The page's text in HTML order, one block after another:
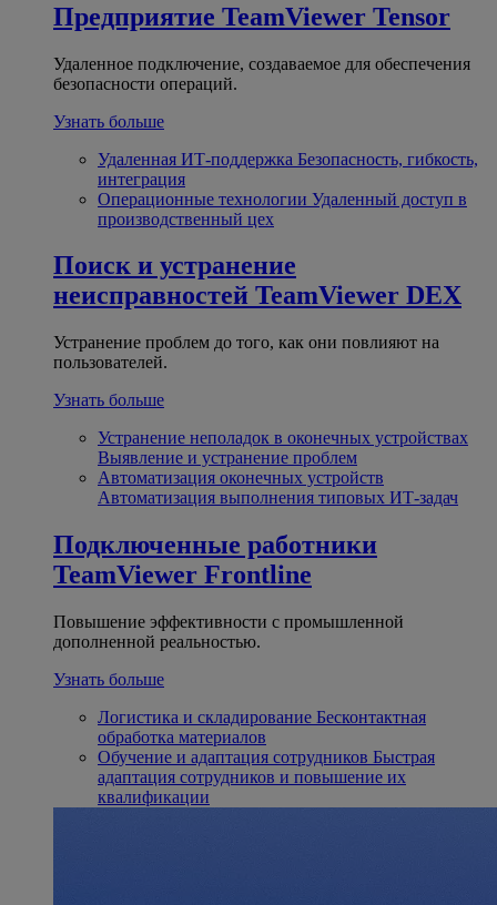
Предприятие TeamViewer Tensor
Удаленное подключение, создаваемое для обеспечения
безопасности операций.
Узнать больше
Удаленная ИТ-поддержка Безопасность, гибкость,
интеграция
Операционные технологии Удаленный доступ в
производственный цех
Поиск и устранение
неисправностей TeamViewer DEX
Устранение проблем до того, как они повлияют на
пользователей.
Узнать больше
Устранение неполадок в оконечных устройствах
Выявление и устранение проблем
Автоматизация оконечных устройств
Автоматизация выполнения типовых ИТ-задач
Подключенные работники
TeamViewer Frontline
Повышение эффективности с промышленной
дополненной реальностью.
Узнать больше
Логистика и складирование Бесконтактная
обработка материалов
Обучение и адаптация сотрудников Быстрая
адаптация сотрудников и повышение их
квалификации